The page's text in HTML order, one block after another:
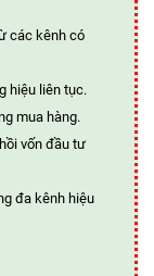
các kênh có
hiệu liên tục.
mua hàng.
vốn đầu tư
đa kênh hiệu